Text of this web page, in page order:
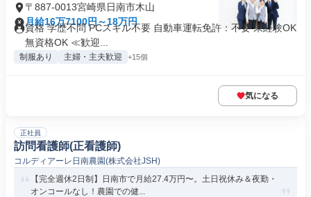
〒887-0013宮崎県日南市木山
月給16万7100円～18万円
資格 学歴不問 PCスキル不要 自動車運転免許：不要 未経験OK
無資格OK ≪歓迎...
制服あり 主婦・主夫歓迎 +15個
気になる
正社員
訪問看護師(正看護師)
コルディアーレ日南農園(株式会社JSH)
【完全週休2日制】日南市で月給27.4万円〜。土日祝休み＆夜勤・
オンコールなし！農園での健...